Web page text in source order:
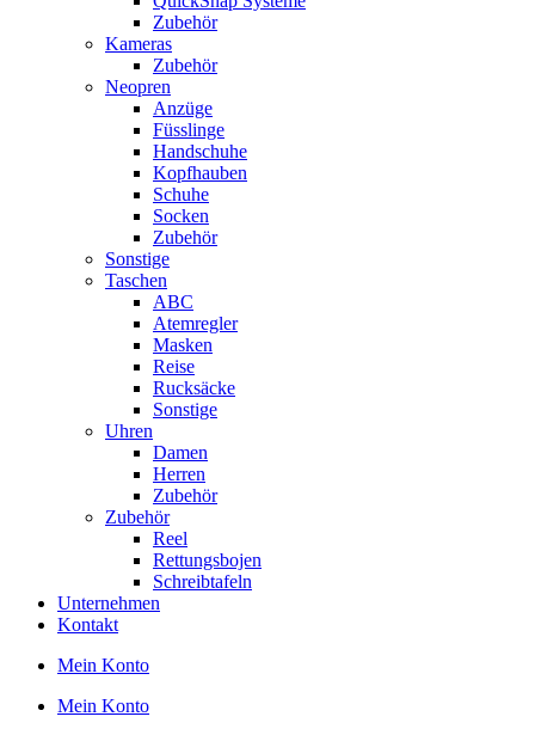
Zubehör
Kameras
Zubehör
Neopren
Anzüge
Füsslinge
Handschuhe
Kopfhauben
Schuhe
Socken
Zubehör
Sonstige
Taschen
ABC
Atemregler
Masken
Reise
Rucksäcke
Sonstige
Uhren
Damen
Herren
Zubehör
Zubehör
Reel
Rettungsbojen
Schreibtafeln
Unternehmen
Kontakt
Mein Konto
Mein Konto